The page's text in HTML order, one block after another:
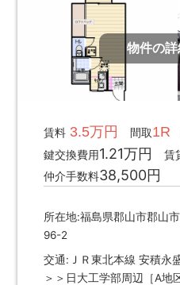
物件の
賃料3.5万円 間取1R
鍵交換費用1.21万円 賃
仲介手数料38,500円
所在地:福島県郡山市郡山
96-2
交通:ＪＲ東北本線 安積永
＞＞日大工学部周辺［A地